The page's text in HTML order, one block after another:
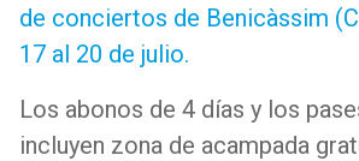
de conciertos de Benicàssim
17 al 20 de julio.
Los abonos de 4 días y los
incluyen zona de acampada